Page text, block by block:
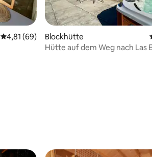
Durchschnittliche Bewertung: 4,81 von 5,
4,81 (69)
Blockhütte
Hütte auf dem Weg nach Las